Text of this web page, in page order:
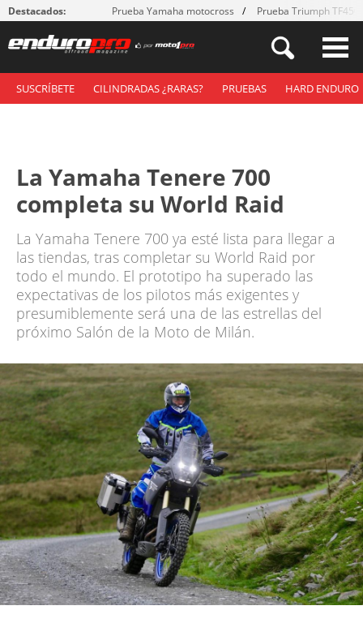
Destacados: Prueba Yamaha motocross Prueba Triumph
SUSCRÍBETE CILINDRADAS ¿RARAS? PRUEBAS HARD ENDURO
La Yamaha Tenere 700
completa su World Raid
La Yamaha Tenere 700 ya esté lista para llegar a
las tiendas, tras completar su World Raid por
todo el mundo. El prototipo ha superado las
expectativas de los pilotos más exigentes y
presumiblemente será una de las estrellas del
próximo Salón de la Moto de Milán.